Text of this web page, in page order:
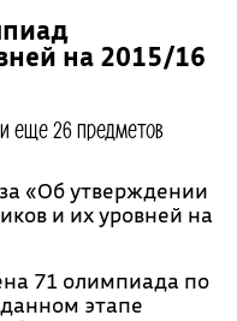
на 2015/16
и еще 26 предметов
«Об утверждении
и их уровней на
71 олимпиада по
этапе